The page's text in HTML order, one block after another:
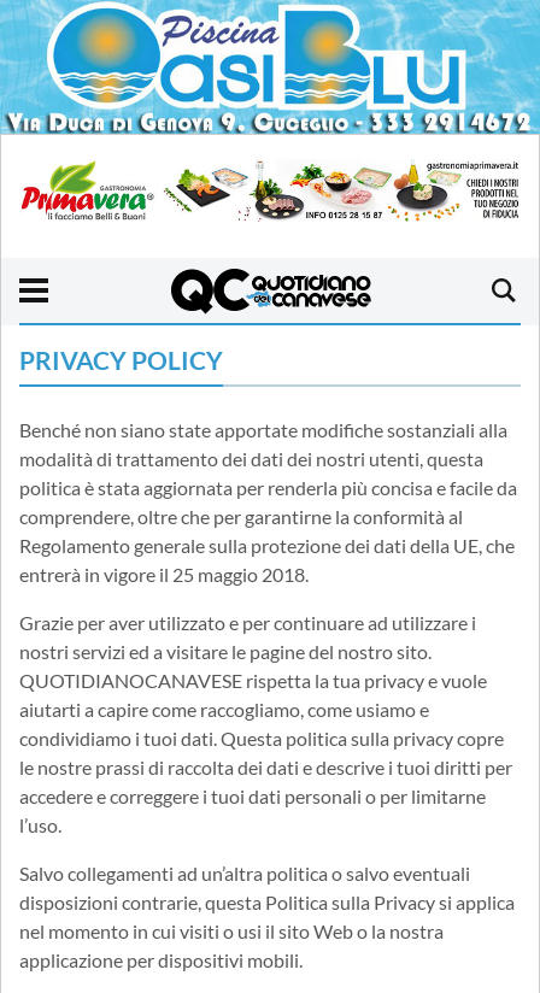
PRIVACY POLICY
Benché non siano state apportate modifiche sostanziali alla
modalità di trattamento dei dati dei nostri utenti, questa
politica è stata aggiornata per renderla più concisa e facile da
comprendere, oltre che per garantirne la conformità al
Regolamento generale sulla protezione dei dati della UE, che
entrerà in vigore il 25 maggio 2018.
Grazie per aver utilizzato e per continuare ad utilizzare i
nostri servizi ed a visitare le pagine del nostro sito.
QUOTIDIANOCANAVESE rispetta la tua privacy e vuole
aiutarti a capire come raccogliamo, come usiamo e
condividiamo i tuoi dati. Questa politica sulla privacy copre
le nostre prassi di raccolta dei dati e descrive i tuoi diritti per
accedere e correggere i tuoi dati personali o per limitarne
l’uso.
Salvo collegamenti ad un’altra politica o salvo eventuali
disposizioni contrarie, questa Politica sulla Privacy si applica
nel momento in cui visiti o usi il sito Web o la nostra
applicazione per dispositivi mobili.